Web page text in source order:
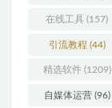
在线工具 (157)
引流教程 (44)
精选软件(1209)
自媒体运营(96)